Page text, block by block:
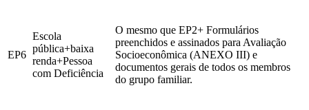
EP6
Escola
pública+baixa
renda+Pessoa
com Deficiência
O mesmo que EP2+ Formulários
preenchidos e assinados para Avaliação
Socioeconômica (ANEXO III) e
documentos gerais de todos os membros
do grupo familiar.